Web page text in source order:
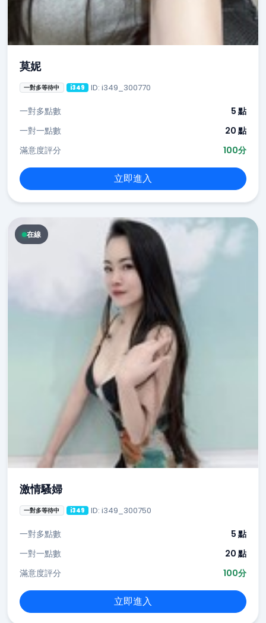
莫妮
一對多等待中 i349 ID: i349_300770
一對多點數
5 點
一對一點數
20 點
滿意度評分
100分
立即進入
在線
激情騷婦
一對多等待中 i349 ID: i349_300750
一對多點數
5 點
一對一點數
20 點
滿意度評分
100分
立即進入